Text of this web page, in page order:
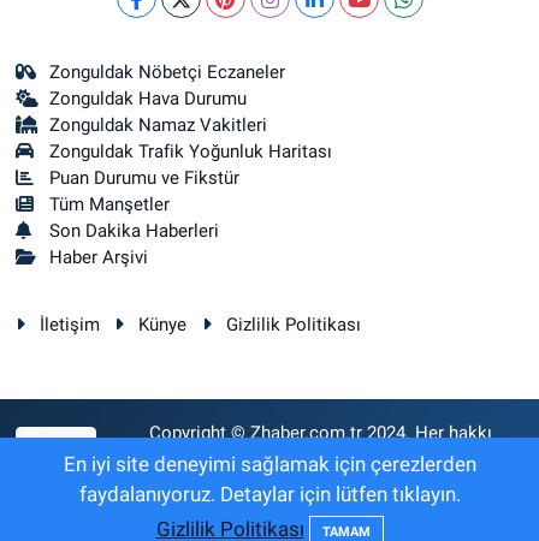
Zonguldak Nöbetçi Eczaneler
Zonguldak Hava Durumu
Zonguldak Namaz Vakitleri
Zonguldak Trafik Yoğunluk Haritası
Puan Durumu ve Fikstür
Tüm Manşetler
Son Dakika Haberleri
Haber Arşivi
İletişim Künye Gizlilik Politikası
Copyright © Zhaber.com.tr 2024. Her hakkı
saklıdır.
Haber Yazılımı:TE Bilişim
En iyi site deneyimi sağlamak için çerezlerden
faydalanıyoruz. Detaylar için lütfen tıklayın.
Gizlilik Politikası
TAMAM